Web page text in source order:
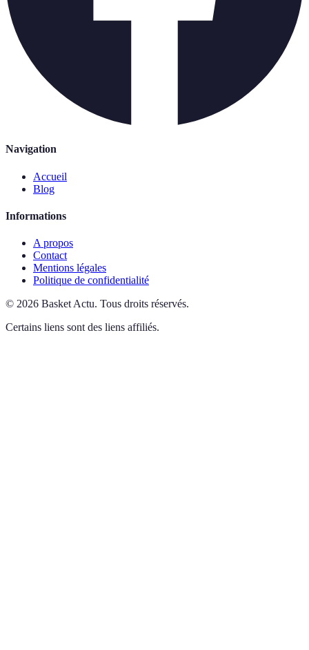
Navigation
Accueil
Blog
Informations
A propos
Contact
Mentions légales
Politique de confidentialité
© 2026 Basket Actu. Tous droits réservés.
Certains liens sont des liens affiliés.